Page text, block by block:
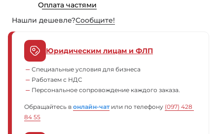
Оплата частями
Нашли дешевле?Сообщите!
Юридическим лицам и ФЛП
Специальные условия для бизнеса
Работаем с НДС
Персональное сопровождение каждого заказа.
Обращайтесь в онлайн-чатили по телефону (097) 428
84 55